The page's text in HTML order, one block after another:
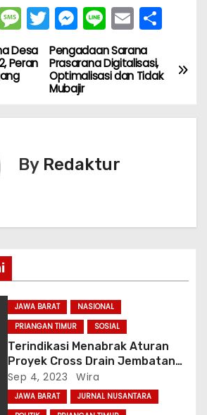
M
e
s
a
e
T
w
itt
er
M
e
s
s
e
g
er
Li
n
e
E
m
ai
l
S
ar
e
Pengadaan Sarana
Prasarana Digitalisasi,
Optimalisasi dan Tidak
Mubajir
Desa
Peran
By Redaktur
JAWA BARAT
NASIONAL
PRIANGAN TIMUR
SOSIAL
Terindikasi Menabrak Aturan
Proyek Cross Drain Jembatan
Cidadap Berpotensi Tidak layak
Uji Teknik dan Kelayakan
Pembiayaan
Sep 4, 2023 Wira
JAWA BARAT
JURNAL NUSANTARA